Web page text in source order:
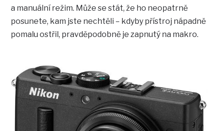
a manuální režim. Může se stát, že ho neopatrně
posunete, kam jste nechtěli – kdyby přístroj nápadně
pomalu ostřil, pravděpodobně je zapnutý na makro.